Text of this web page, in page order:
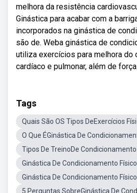
melhora da resistência
Ginástica para acabar com a
incorporados na ginástica de
são de. Weba ginástica de
utiliza exercícios para melhora do
cardíaco e pulmonar, além de força.
Tags
Quais São OS Tipos DeExercícios
O Que ÉGinástica De
Tipos De TreinoDe Condicionamento
Ginástica De Condicionamento
Ginástica De Condicionamento
5 Perguntas SobreGinástica De